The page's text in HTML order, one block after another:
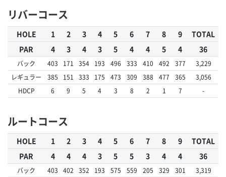
リバーコース
HOLE 1 2 3 4 5 6 7 8 9
TOTAL
PAR
4 3 4 3 5 4 4 5 4 36
バック 403 171 354 193 496 333 410 492 377
3,229
レギュラー
385 151 333 175 473 309 388 477 365
3,056
HDCP
6 9 5 4 3 8 2 1 7 -
ルートコース
HOLE 1 2 3 4 5 6 7 8 9
TOTAL
PAR
4 4 4 3 5 5 3 4 4 36
バック 403 402 352 193 575 559 205 329 301
3,319